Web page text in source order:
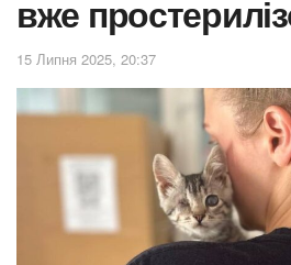
вже
15 Липня 2025, 20:37